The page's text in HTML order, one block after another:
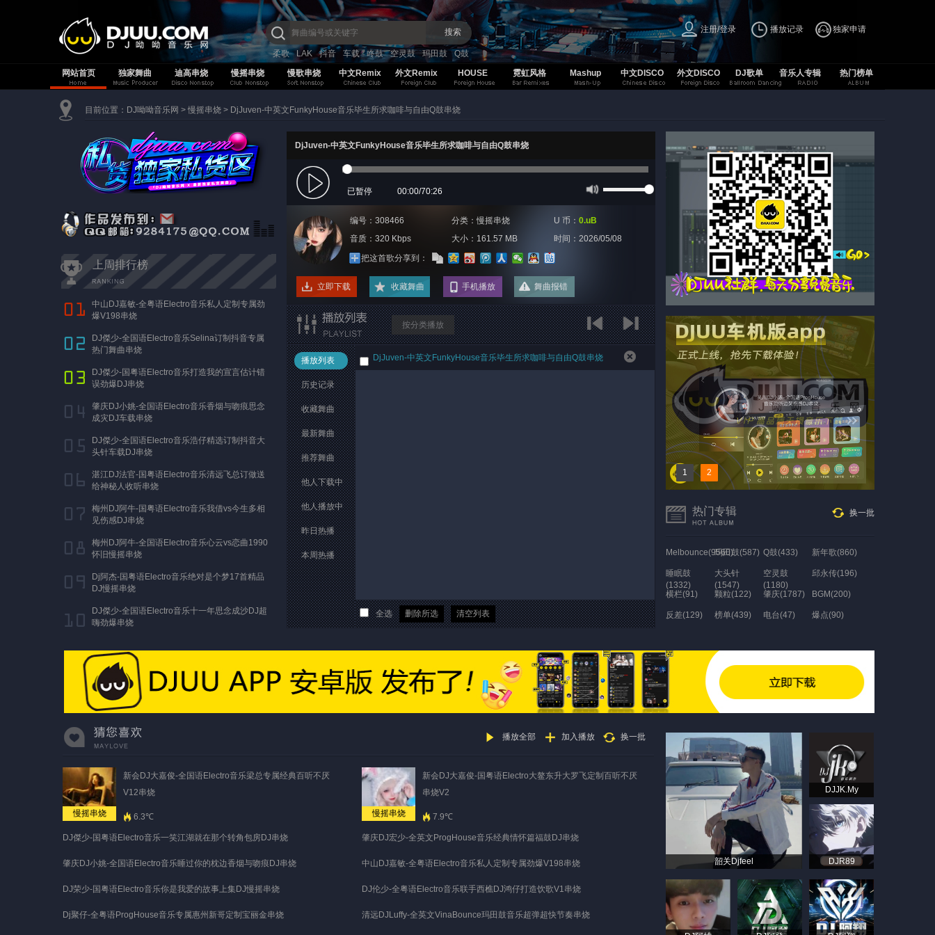
搜索
柔歌 LAK 抖音 车载 咚鼓 空灵鼓 玛田鼓 Q鼓
注册/登录 播放记录 独家申请
网站首页 独家舞曲 迪高串烧 慢摇串烧 慢歌串烧 中文Remix 外文Remix HOUSE 霓虹风格 Mashup 中文DISCO 外文DISCO DJ歌单 音乐人专辑 热门榜单
目前位置： DJ呦呦音乐网 > 慢摇串烧 > DjJuven-中英文FunkyHouse音乐毕生所求咖啡与自由Q鼓串烧
上周排行榜
中山DJ嘉敏-全粤语Electro音乐私人定制专属劲
爆V198串烧
DJ傑少-全国语Electro音乐Selina订制抖音专属
热门舞曲串烧
DJ傑少-国粤语Electro音乐打造我的宣言估计错
误劲爆DJ串烧
肇庆DJ小姚-全国语Electro音乐香烟与吻痕思念
成灾DJ车载串烧
DJ傑少-全国语Electro音乐浩仔精选订制抖音大
头针车载DJ串烧
湛江DJ法官-国粤语Electro音乐清远飞总订做送
给神秘人收听串烧
梅州DJ阿牛-国粤语Electro音乐我借vs今生多相
见伤感DJ串烧
梅州DJ阿牛-全国语Electro音乐心云vs恋曲1990
怀旧慢摇串烧
Dj阿杰-国粤语Electro音乐绝对是个梦17首精品
DJ慢摇串烧
DJ傑少-全国语Electro音乐十一年思念成沙DJ超
嗨劲爆串烧
DjJuven-中英文FunkyHouse音乐毕生所求咖啡与自由Q鼓串烧
已暂停 00:00/70:26
编号：308466 分类：慢摇串烧 U 币： 0.uB
音质：320 Kbps
大小：161.57 MB 时间： 2026/05/08
把这首歌分享到：
立即下载 收藏舞曲 手机播放 舞曲报错
按分类播放
播放列表
历史记录
收藏舞曲
最新舞曲
推荐舞曲
他人下载中
他人播放中
昨日热播
本周热播
DjJuven-中英文FunkyHouse音乐毕生所求咖啡与自由Q鼓串烧
全选 删除所选 清空列表
1 2
热门专辑 换一批
Melbounce(9560)玛田鼓(587) Q鼓(433) 新年歌(860)
睡眠鼓
(1332)
大头针
(1547)
空灵鼓
(1180)
邱永传(196)
横栏(91) 颗粒(122) 肇庆(1787) BGM(200)
反差(129) 榜单(439) 电台(47) 爆点(90)
播放全部 加入播放 换一批
慢摇串烧
新会DJ大嘉俊-全国语Electro音乐梁总专属经典百听不厌
V12串烧
6.3℃
DJ傑少-国粤语Electro音乐一笑江湖就在那个转角包房DJ串烧
肇庆DJ小姚-全国语Electro音乐睡过你的枕边香烟与吻痕DJ串烧
DJ荣少-国粤语Electro音乐你是我爱的故事上集DJ慢摇串烧
Dj聚仔-全粤语ProgHouse音乐专属惠州新哥定制宝丽金串烧
慢摇串烧
新会DJ大嘉俊-国粤语Electro大鳌东升大罗飞定制百听不厌
串烧V2
7.9℃
肇庆DJ宏少-全英文ProgHouse音乐经典情怀篇福鼓DJ串烧
中山DJ嘉敏-全粤语Electro音乐私人定制专属劲爆V198串烧
DJ伦少-全粤语Electro音乐联手西樵DJ鸿仔打造饮歌V1串烧
清远DJLuffy-全英文VinaBounce玛田鼓音乐超弹超快节奏串烧
韶关Djfeel
DJJK.My
DJR89